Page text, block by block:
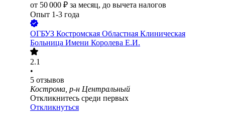
от 50 000 ₽ за месяц, до вычета налогов
Опыт 1-3 года
ОГБУЗ Костромская Областная Клиническая
Больница Имени Королева Е.И.
2.1
•
5 отзывов
Кострома, р-н Центральный
Откликнитесь среди первых
Откликнуться